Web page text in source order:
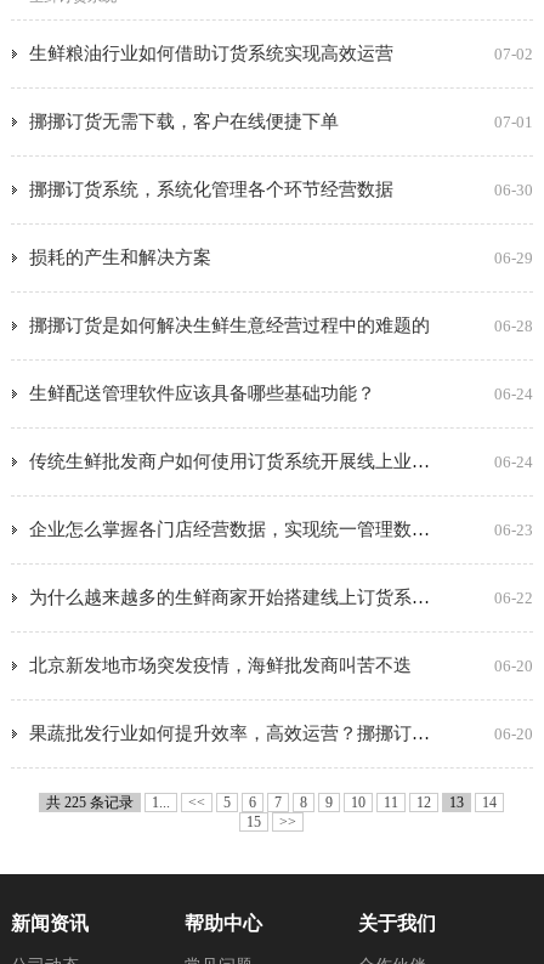
生鲜粮油行业如何借助订货系统实现高效运营 07-02
挪挪订货无需下载，客户在线便捷下单 07-01
挪挪订货系统，系统化管理各个环节经营数据 06-30
损耗的产生和解决方案 06-29
挪挪订货是如何解决生鲜生意经营过程中的难题的 06-28
生鲜配送管理软件应该具备哪些基础功能？ 06-24
传统生鲜批发商户如何使用订货系统开展线上业务？ 06-24
企业怎么掌握各门店经营数据，实现统一管理数据化运营 06-23
为什么越来越多的生鲜商家开始搭建线上订货系统？ 06-22
北京新发地市场突发疫情，海鲜批发商叫苦不迭 06-20
果蔬批发行业如何提升效率，高效运营？挪挪订货这样做 06-20
共 225 条记录 1... << 5 6 7 8 9 10 11 12 13
14
15
>>
新闻资讯 帮助中心 关于我们